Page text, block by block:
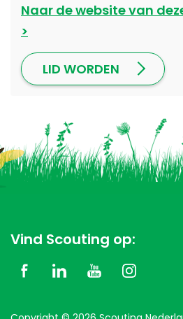
Naar de website van
LID WORDEN
Vind Scouting op: